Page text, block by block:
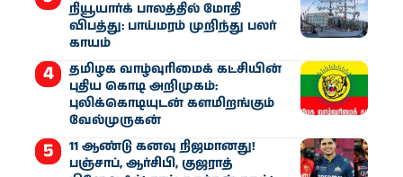
நியூயார்க் பாலத்தில் மோதி
விபத்து: பாய்மரம் முறிந்து பலர்
காயம்
தமிழக வாழ்வுரிமைக் கட்சியின்
புதிய கொடி அறிமுகம்:
புலிக்கொடியுடன் களமிறங்கும்
வேல்முருகன்
11 ஆண்டு கனவு நிஜமானது!
பஞ்சாப், ஆர்சிபி, குஜராத்